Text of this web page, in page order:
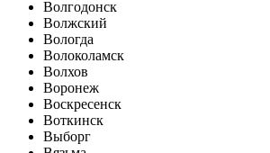
Волгодонск
Волжский
Вологда
Волоколамск
Волхов
Воронеж
Воскресенск
Воткинск
Выборг